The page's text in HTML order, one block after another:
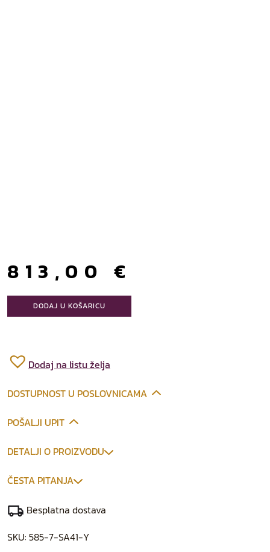
813,00 €
DODAJ U KOŠARICU
Dodaj na listu želja
DOSTUPNOST U POSLOVNICAMA
POŠALJI UPIT
DETALJI O PROIZVODU
ČESTA PITANJA
Besplatna dostava
SKU: 585-7-SA41-Y